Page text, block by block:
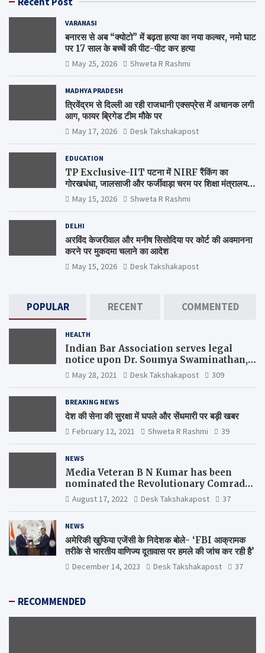
VARANASI
बनारस से अब “क्योटो” में बढ़ता हत्या का नया कल्चर, नमो घाट
पर 17 साल के बच्चें की पीट-पीट कर हत्या
May 25, 2026 Shweta R Rashmi
MADHYA PRADESH
त्रिवेंद्रम से दिल्ली आ रही राजधानी एक्सप्रेस में अचानक लगी
आग, फायर ब्रिगेड टीम मौके पर
May 17, 2026 Desk Takshakapost
EDUCATION
TP Exclusive-IIT पटना में NIRF रैंकिंग का
गोरखधंधा, जालसाजी और फर्जीवाड़ा चरम पर शिक्षा मंत्रालय
कब जागेगा ?
May 15, 2026 Shweta R Rashmi
DELHI
अरविंद केजरीवाल और मनीष सिसोदिया पर कोर्ट की अवमानना
करने पर मुकदमा चलाने का आदेश
May 15, 2026 Desk Takshakapost
POPULAR RECENT COMMENTED
HEALTH
Indian Bar Association serves legal
notice upon Dr. Soumya Swaminathan,
the Chief Scientist, WHO
May 28, 2021 Desk Takshakapost 309
BREAKING NEWS
देश की सेना की सुरक्षा में घपले और सेंधमारी पर बड़ी खबर
February 12, 2021 Shweta R Rashmi 39
NEWS
Media Veteran B N Kumar has been
nominated the Revolutionary Comrade
Shiv Varma Media Award 2022-23
August 17, 2022 Desk Takshakapost 37
NEWS
अमेरिकी खुफिया एजेंसी के निदेशक बोले- ‘FBI आक्रामक
तरीके से भारतीय वाणिज्य दूतावास पर हमले की जांच कर रही है’
December 14, 2023 Desk Takshakapost 37
RECOMMENDED